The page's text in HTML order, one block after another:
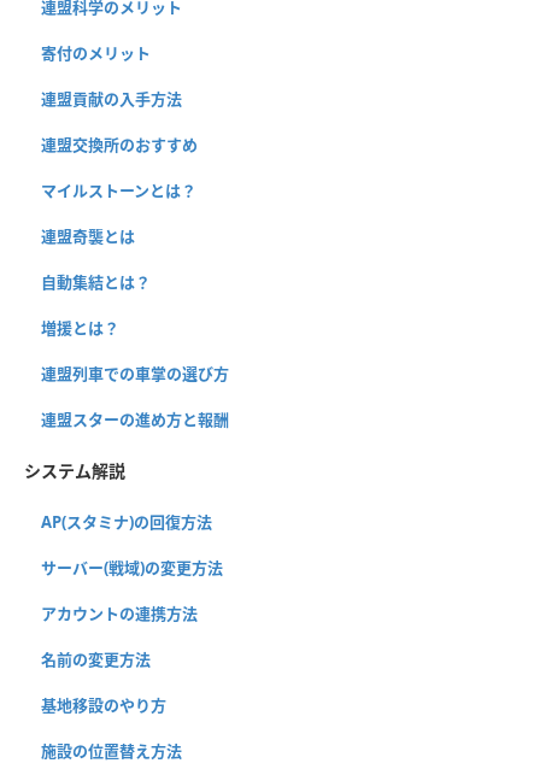
連盟科学のメリット
寄付のメリット
連盟貢献の入手方法
連盟交換所のおすすめ
マイルストーンとは？
連盟奇襲とは
自動集結とは？
増援とは？
連盟列車での車掌の選び方
連盟スターの進め方と報酬
システム解説
AP(スタミナ)の回復方法
サーバー(戦域)の変更方法
アカウントの連携方法
名前の変更方法
基地移設のやり方
施設の位置替え方法